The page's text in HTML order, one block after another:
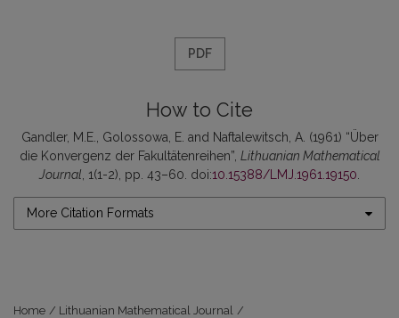
PDF
How to Cite
Gandler, M.E., Golossowa, E. and Naftalewitsch, A. (1961) “Über
die Konvergenz der Fakultätenreihen”, Lithuanian Mathematical
Journal , 1(1-2), pp. 43–60. doi:10.15388/LMJ.1961.19150
More Citation Formats
Home / Lithuanian Mathematical Journal /